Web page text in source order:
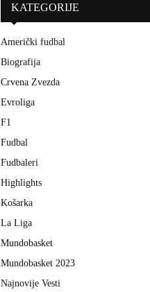
KATEGORIJE
Američki fudbal
Biografija
Crvena Zvezda
Evroliga
F1
Fudbal
Fudbaleri
Highlights
Košarka
La Liga
Mundobasket
Mundobasket 2023
Najnovije Vesti